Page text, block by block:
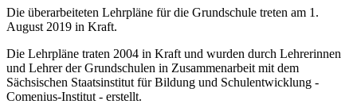
Die überarbeiteten Lehrpläne für die Grundschule treten am 1.
August 2019 in Kraft.
Die Lehrpläne traten 2004 in Kraft und wurden durch Lehrerinnen
und Lehrer der Grundschulen in Zusammenarbeit mit dem
Sächsischen Staatsinstitut für Bildung und Schulentwicklung -
Comenius-Institut - erstellt.